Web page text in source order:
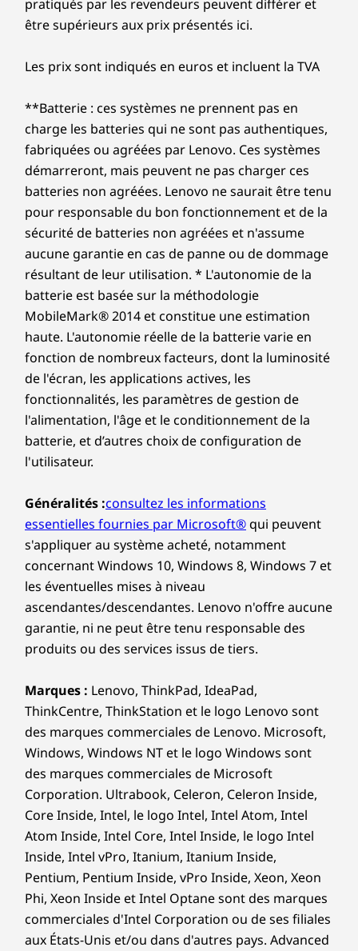
pratiqués par les revendeurs peuvent différer et
être supérieurs aux prix présentés ici.
Les prix sont indiqués en euros et incluent la TVA
**Batterie : ces systèmes ne prennent pas en
charge les batteries qui ne sont pas authentiques,
fabriquées ou agréées par Lenovo. Ces systèmes
démarreront, mais peuvent ne pas charger ces
batteries non agréées. Lenovo ne saurait être tenu
pour responsable du bon fonctionnement et de la
sécurité de batteries non agréées et n'assume
aucune garantie en cas de panne ou de dommage
résultant de leur utilisation. * L'autonomie de la
batterie est basée sur la méthodologie
MobileMark® 2014 et constitue une estimation
haute. L'autonomie réelle de la batterie varie en
fonction de nombreux facteurs, dont la luminosité
de l'écran, les applications actives, les
fonctionnalités, les paramètres de gestion de
l'alimentation, l'âge et le conditionnement de la
batterie, et d’autres choix de configuration de
l'utilisateur.
Généralités :consultez les informations
essentielles fournies par Microsoft®qui peuvent
s'appliquer au système acheté, notamment
concernant Windows 10, Windows 8, Windows 7 et
les éventuelles mises à niveau
ascendantes/descendantes. Lenovo n'offre aucune
garantie, ni ne peut être tenu responsable des
produits ou des services issus de tiers.
Marques : Lenovo, ThinkPad, IdeaPad,
ThinkCentre, ThinkStation et le logo Lenovo sont
des marques commerciales de Lenovo. Microsoft,
Windows, Windows NT et le logo Windows sont
des marques commerciales de Microsoft
Corporation. Ultrabook, Celeron, Celeron Inside,
Core Inside, Intel, le logo Intel, Intel Atom, Intel
Atom Inside, Intel Core, Intel Inside, le logo Intel
Inside, Intel vPro, Itanium, Itanium Inside,
Pentium, Pentium Inside, vPro Inside, Xeon, Xeon
Phi, Xeon Inside et Intel Optane sont des marques
commerciales d'Intel Corporation ou de ses filiales
aux États-Unis et/ou dans d'autres pays. Advanced